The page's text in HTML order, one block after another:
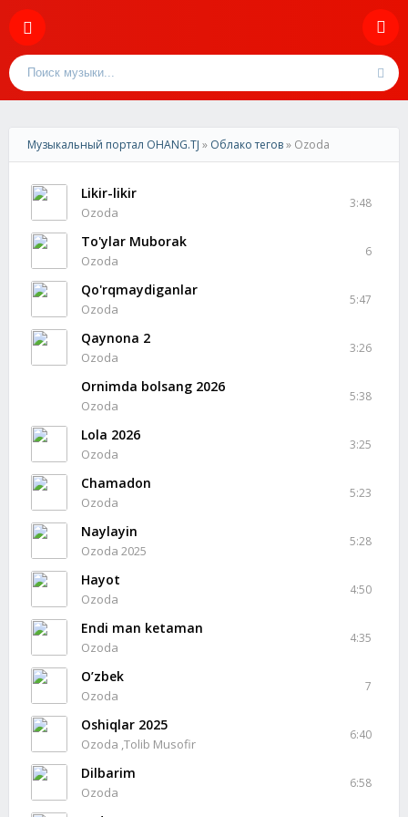
Музыкальный портал OHANG.TJ » Облако тегов» Ozoda
Likir-likir
Ozoda
3:48
To'ylar Muborak
Ozoda
6
Qo'rqmaydiganlar
Ozoda
5:47
Qaynona 2
Ozoda
3:26
Ornimda bolsang 2026
Ozoda
5:38
Lola 2026
Ozoda
3:25
Chamadon
Ozoda
5:23
Naylayin
Ozoda 2025
5:28
Hayot
Ozoda
4:50
Endi man ketaman
Ozoda
4:35
O’zbek
Ozoda
7
Oshiqlar 2025
Ozoda ,Tolib Musofir
6:40
Dilbarim
Ozoda
6:58